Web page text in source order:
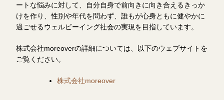
ートな悩みに対して、自分自身で前向きに向き合えるきっか
けを作り、性別や年代を問わず、誰もが心身ともに健やかに
過ごせるウェルビーイング社会の実現を目指しています。
株式会社moreoverの詳細については、以下のウェブサイトを
ご覧ください。
株式会社moreover